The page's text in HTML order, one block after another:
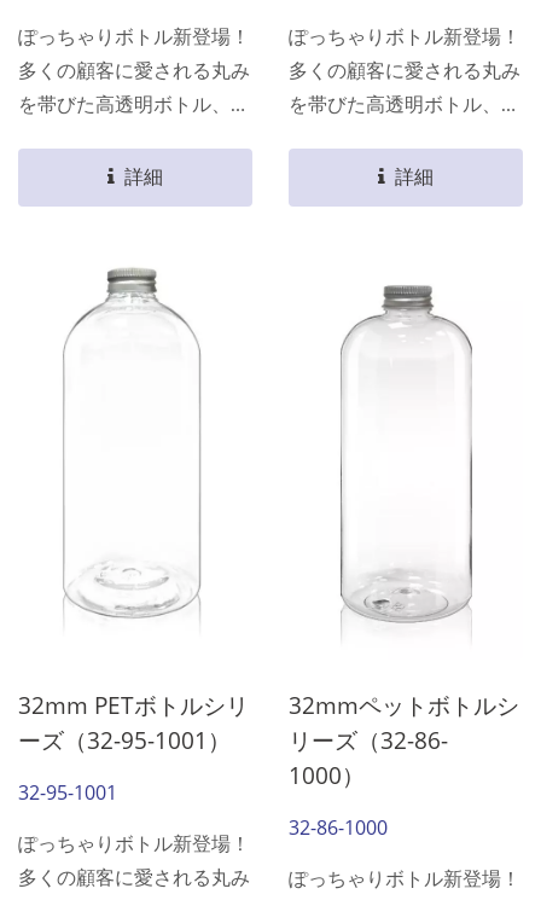
ぽっちゃりボトル新登場！
多くの顧客に愛される丸み
を帯びた高透明ボトル、か
合わせることで、かわいさ
とファッション感を両立さ
で、外出して忙しくても十
分な水分を補充でき、素晴
らしい一日を楽しむことが
詳細
ぽっちゃりボトル新登場！
多くの顧客に愛される丸み
を帯びた高透明ボトル、か
合わせることで、かわいさ
とファッション感を両立さ
分な水分を補充でき、素晴
らしい一日を楽しむことが
詳細
32mm PETボトルシリ
ーズ（32-95-1001）
32-95-1001
ぽっちゃりボトル新登場！
多くの顧客に愛される丸み
32mmペットボトルシ
リーズ（32-86-
1000）
32-86-1000
ぽっちゃりボトル新登場！